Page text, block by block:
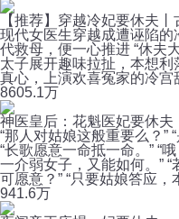
【推荐】穿越冷妃要休夫
现代女医生穿越成遭诬陷
代救母，便一心推进 “休夫
太子展开趣味拉扯，本想
真心，上演欢喜冤家的冷宫
8605.1万
神医皇后：花魁医妃要休夫
“那人对姑娘这般重要么？”
“长歌愿意一命抵一命。” “
一介弱女子，又能如何。”
可愿意？” “只要姑娘答应，
941.6万